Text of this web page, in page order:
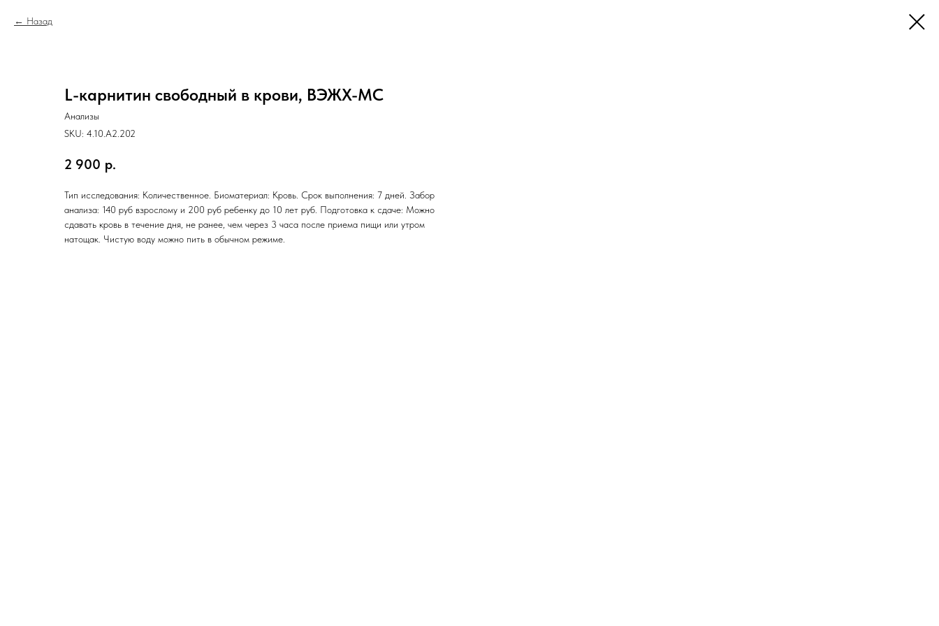
Назад
L-карнитин свободный в крови, ВЭЖХ-МС
Анализы
SKU: 4.10.A2.202
2 900 р.
Тип исследования: Количественное. Биоматериал: Кровь. Срок выполнения: 7 дней. Забор
анализа: 140 руб взрослому и 200 руб ребенку до 10 лет руб. Подготовка к сдаче: Можно
сдавать кровь в течение дня, не ранее, чем через 3 часа после приема пищи или утром
натощак. Чистую воду можно пить в обычном режиме.